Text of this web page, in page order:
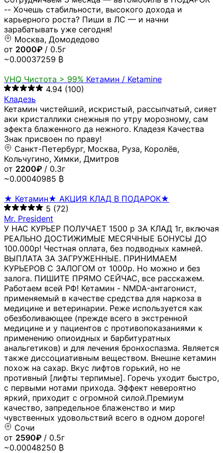
-- Хочешь стабильности, высокого дохода и
карьерного роста? Пиши в ЛС — и начни
зарабатывать уже сегодня!
Москва, Домодедово
от 2000₽ / 0.5г
~0.00037259 ₿
VHQ Чистота > 99% Кетамин / Ketamine
4.94 (100)
Кладезь
Кетамин чистейший, искристый, рассыпчатый, сияет
аки кристаллики снежныя по утру морозному, сам
эфекта блаженного да нежного. Кладезя Качества
Знак присвоен по праву!
Санкт-Петербург, Москва, Руза, Королёв,
Кольчугино, Химки, Дмитров
от 2200₽ / 0.3г
~0.00040985 ₿
★ Кетамин★ АКЦИЯ КЛАД В ПОДАРОК★
5 (72)
Mr. President
У НАС КУРЬЕР ПОЛУЧАЕТ 1500 р ЗА КЛАД 1г, включая
РЕАЛЬНО ДОСТИЖИМЫЕ МЕСЯЧНЫЕ БОНУСЫ ДО
100.000р! Честная оплата, без подводных камней.
ВЫПЛАТА ЗА ЗАГРУЖЕННЫЕ. ПРИНИМАЕМ
КУРЬЕРОВ С ЗАЛОГОМ от 1000р. Но можно и без
залога. ПИШИТЕ ПРЯМО СЕЙЧАС, все расскажем.
Работаем всей РФ! Кетамин - NMDA-антагонист,
применяемый в качестве средства для наркоза в
медицине и ветеринарии. Реже используется как
обезболивающее (прежде всего в экстренной
медицине и у пациентов с противопоказаниями к
применению опиоидных и барбитуратных
анальгетиков) и для лечения бронхоспазма. Является
также диссоциативным веществом. Внешне кетамин
похож на сахар. Вкус лифтов горький, но не
противный [лифты терпимые]. Горечь уходит быстро,
с первыми нотами прихода. Эффект невероятно
яркий, приходит с огромной силой.Премиум
качество, запредельное блаженство и мир
чувственных удовольствий всего в одном дороге!
Сочи
от 2590₽ / 0.5г
~0.00048250 ₿